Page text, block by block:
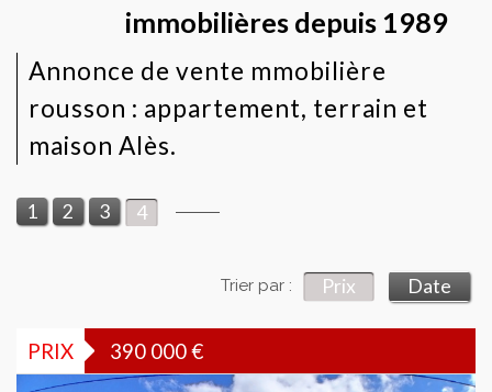
immobilières depuis 1989
Annonce de vente mmobilière
rousson : appartement, terrain et
maison Alès.
1 2 3 4
Trier par : Prix Date
PRIX 390 000€